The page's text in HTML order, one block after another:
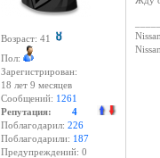
Возраст: 41
Пол:
Зарегистрирован:
18 лет 9 месяцев
Сообщений: 1261
Репутация: 4
Поблагодарил: 226
Поблагодарили: 187
Предупреждений: 0